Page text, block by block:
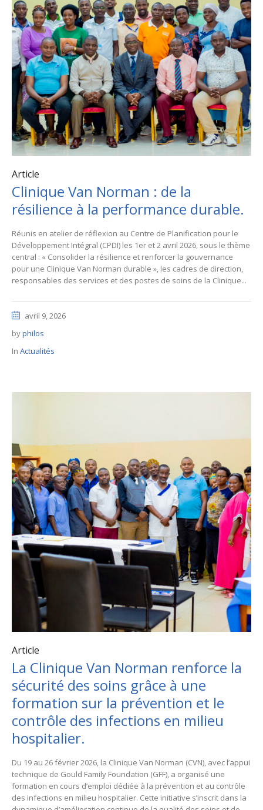
Article
Clinique Van Norman : de la
résilience à la performance durable.
Réunis en atelier de réflexion au Centre de Planification pour le
Développement Intégral (CPDI) les 1er et 2 avril 2026, sous le thème
central : « Consolider la résilience et renforcer la gouvernance
pour une Clinique Van Norman durable », les cadres de direction,
responsables des services et des postes de soins de la Clinique...
avril 9, 2026
byphilos
In Actualités
Article
La Clinique Van Norman renforce la
sécurité des soins grâce à une
formation sur la prévention et le
contrôle des infections en milieu
hospitalier.
Du 19 au 26 février 2026, la Clinique Van Norman (CVN), avec l’appui
technique de Gould Family Foundation (GFF), a organisé une
formation en cours d’emploi dédiée à la prévention et au contrôle
des infections en milieu hospitalier. Cette initiative s’inscrit dans la